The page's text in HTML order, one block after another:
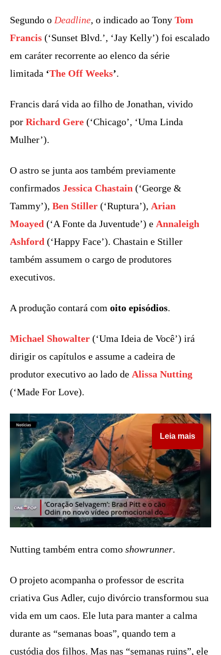
Segundo o Deadline, o indicado ao Tony Tom
Francis (‘Sunset Blvd.’, ‘Jay Kelly’) foi escalado
em caráter recorrente ao elenco da série
limitada ‘The Off Weeks’.
Francis dará vida ao filho de Jonathan, vivido
por Richard Gere (‘Chicago’, ‘Uma Linda
Mulher’).
O astro se junta aos também previamente
confirmados Jessica Chastain (‘George &
Tammy’), Ben Stiller (‘Ruptura’), Arian
Moayed (‘A Fonte da Juventude’) e Annaleigh
Ashford (‘Happy Face’). Chastain e Stiller
também assumem o cargo de produtores
executivos.
A produção contará com oito episódios.
Michael Showalter (‘Uma Ideia de Você’) irá
dirigir os capítulos e assume a cadeira de
produtor executivo ao lado de Alissa Nutting
(‘Made For Love).
Leia mais
Nutting também entra como showrunner.
O projeto acompanha o professor de escrita
criativa Gus Adler, cujo divórcio transformou sua
vida em um caos. Ele luta para manter a calma
durante as “semanas boas”, quando tem a
custódia dos filhos. Mas nas “semanas ruins”, ele